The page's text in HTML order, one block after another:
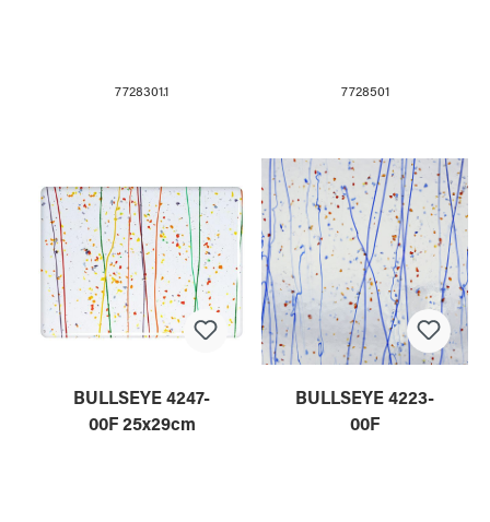
7728301.1 7728501
BULLSEYE 4247-
00F 25x29cm
BULLSEYE 4223-
00F